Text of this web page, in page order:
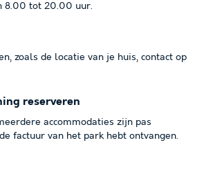
8.00 tot 20.00 uur.
zoals de locatie van je huis, contact op
reserveren
accommodaties zijn pas
factuur van het park hebt ontvangen.